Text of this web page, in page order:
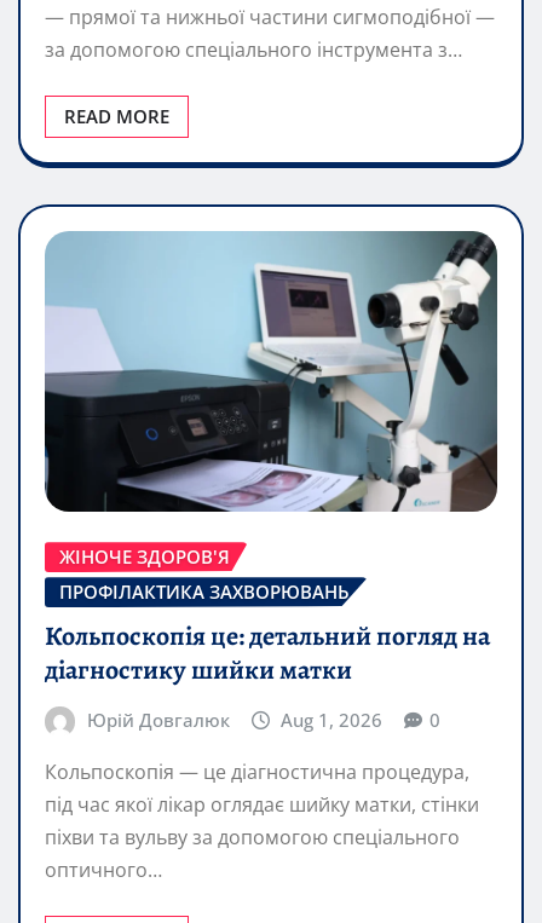
— прямої та нижньої частини сигмоподібної —
за допомогою спеціального інструмента з…
READ MORE
ЖІНОЧЕ ЗДОРОВ'Я
ПРОФІЛАКТИКА ЗАХВОРЮВАНЬ
Кольпоскопія це: детальний погляд на
діагностику шийки матки
Юрій Довгалюк Aug 1, 2026 0
Кольпоскопія — це діагностична процедура,
під час якої лікар оглядає шийку матки, стінки
піхви та вульву за допомогою спеціального
оптичного…